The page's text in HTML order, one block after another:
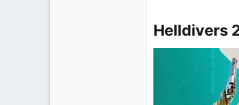
Helldivers